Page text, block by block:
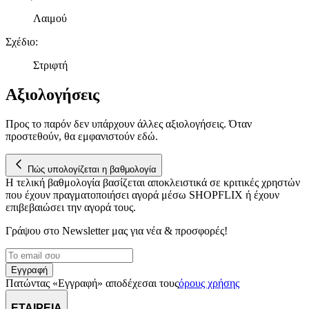
Λαιμού
Σχέδιο:
Στριφτή
Αξιολογήσεις
Προς το παρόν δεν υπάρχουν άλλες αξιολογήσεις. Όταν
προστεθούν, θα εμφανιστούν εδώ.
Πώς υπολογίζεται η βαθμολογία
Η τελική βαθμολογία βασίζεται αποκλειστικά σε κριτικές χρηστών
που έχουν πραγματοποιήσει αγορά μέσω SHOPFLIX ή έχουν
επιβεβαιώσει την αγορά τους.
Γράψου στο Νewsletter μας για νέα & προσφορές!
Εγγραφή
Πατώντας «Εγγραφή» αποδέχεσαι τουςόρους χρήσης